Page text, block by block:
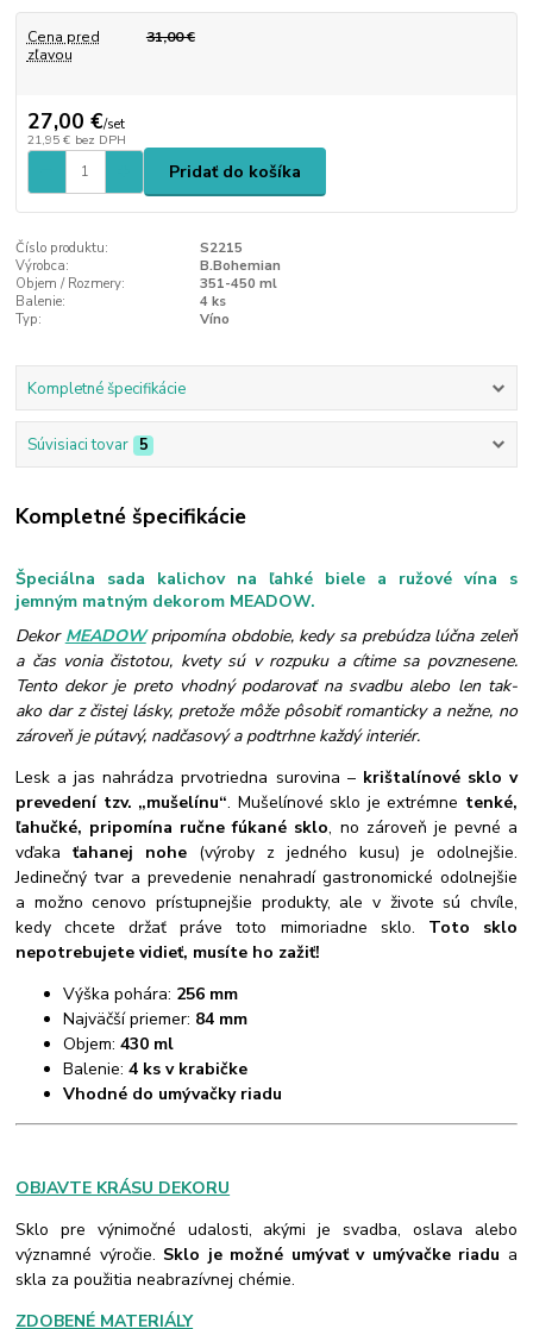
Cena pred
zľavou
31,00 €
27,00 €/set
21,95 € bez DPH
Pridať do košíka
Číslo produktu:
S2215
Výrobca:
B.Bohemian
Objem / Rozmery:
351-450 ml
Balenie:
4 ks
Typ:
Víno
Kompletné špecifikácie
Súvisiaci tovar 5
Kompletné špecifikácie
Špeciálna sada kalichov na ľahké biele a ružové vína s
jemným matným dekorom MEADOW.
Dekor MEADOWpripomína obdobie, kedy sa prebúdza lúčna zeleň
a čas vonia čistotou, kvety sú v rozpuku a cítime sa povznesene.
Tento dekor je preto vhodný podarovať na svadbu alebo len tak-
ako dar z čistej lásky, pretože môže pôsobiť romanticky a nežne, no
zároveň je pútavý, nadčasový a podtrhne každý interiér.
Lesk a jas nahrádza prvotriedna surovina – krištalínové sklo v
prevedení tzv. „mušelínu“. Mušelínové sklo je extrémne tenké,
ľahučké, pripomína ručne fúkané sklo, no zároveň je pevné a
vďakaťahanej nohe (výroby z jedného kusu) je odolnejšie.
Jedinečný tvar a prevedenie nenahradí gastronomické odolnejšie
a možno cenovo prístupnejšie produkty, ale v živote sú chvíle,
kedy chcete držať práve toto mimoriadne sklo. Toto sklo
nepotrebujete vidieť, musíte ho zažiť!
Výška pohára: 256 mm
Najväčší priemer: 84 mm
Objem:430 ml
Balenie:4 ks v krabičke
Vhodné do umývačky riadu
OBJAVTE KRÁSU DEKORU
Sklo pre výnimočné udalosti, akými je svadba, oslava alebo
významné výročie. Sklo je možné umývať v umývačke riadu a
skla za použitia neabrazívnej chémie.
ZDOBENÉ MATERIÁLY